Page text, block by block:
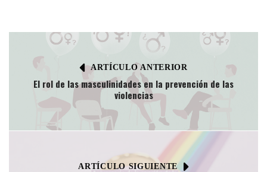
ARTÍCULO ANTERIOR
El rol de las masculinidades en la prevención de las
violencias
ARTÍCULO SIGUIENTE